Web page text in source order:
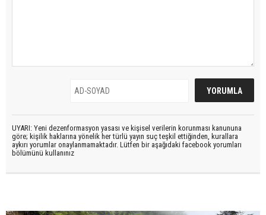
UYARI: Yeni dezenformasyon yasası ve kişisel verilerin korunması kanununa
göre; kişilik haklarına yönelik her türlü yayın suç teşkil ettiğinden, kurallara
aykırı yorumlar onaylanmamaktadır. Lütfen bir aşağıdaki facebook yorumları
bölümünü kullanınız